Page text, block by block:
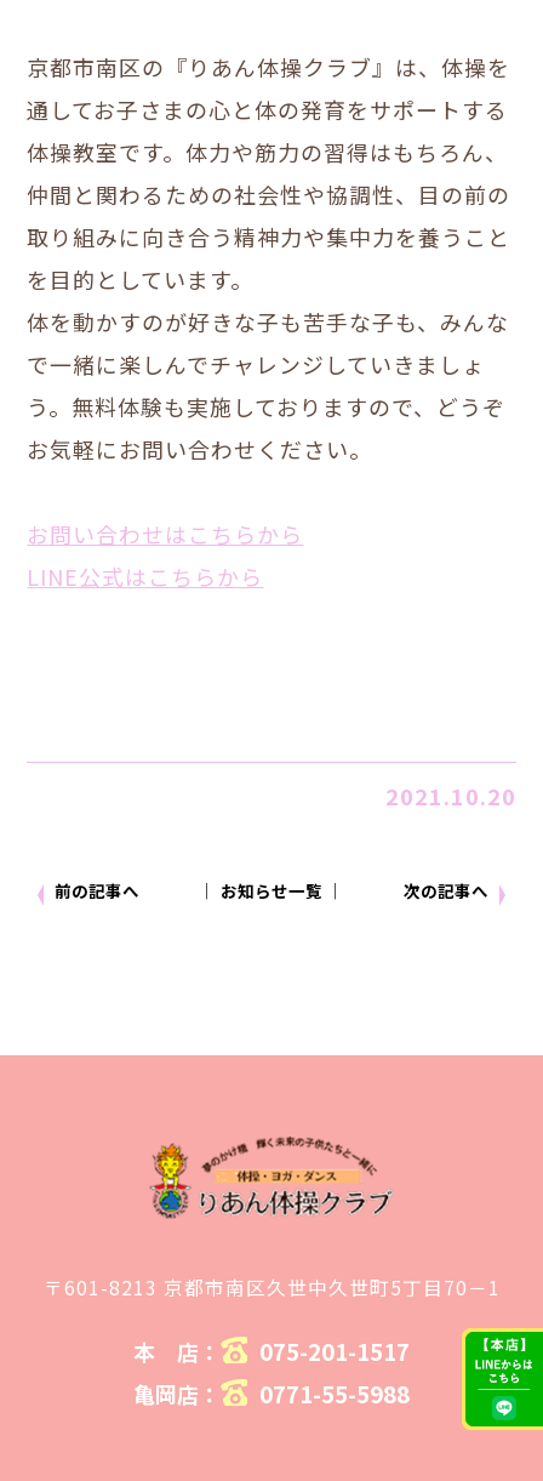
京都市南区の『りあん体操クラブ』は、体操を
通してお子さまの心と体の発育をサポートする
体操教室です。体力や筋力の習得はもちろん、
仲間と関わるための社会性や協調性、目の前の
取り組みに向き合う精神力や集中力を養うこと
を目的としています。
体を動かすのが好きな子も苦手な子も、みんな
で一緒に楽しんでチャレンジしていきましょ
う。無料体験も実施しておりますので、どうぞ
お気軽にお問い合わせください。
お問い合わせはこちらから
LINE公式はこちらから
2021.10.20
前の記事へ 次の記事へ
│ お知らせ一覧 │
〒601-8213 京都市南区久世中久世町5丁目70－1
本 店： 075-201-1517
亀岡店： 0771-55-5988